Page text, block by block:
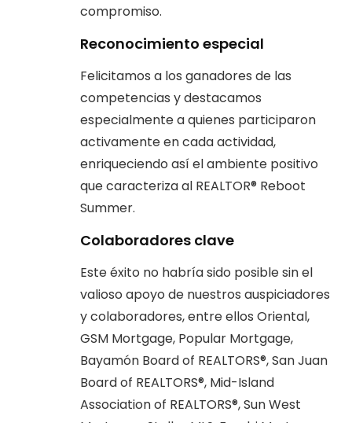
compromiso.
Reconocimiento especial
Felicitamos a los ganadores de las
competencias y destacamos
especialmente a quienes participaron
activamente en cada actividad,
enriqueciendo así el ambiente positivo
que caracteriza al REALTOR® Reboot
Summer.
Colaboradores clave
Este éxito no habría sido posible sin el
valioso apoyo de nuestros auspiciadores
y colaboradores, entre ellos Oriental,
GSM Mortgage, Popular Mortgage,
Bayamón Board of REALTORS®, San Juan
Board of REALTORS®, Mid-Island
Association of REALTORS®, Sun West